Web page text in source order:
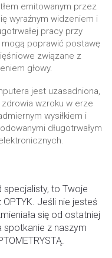
emitowanym przez
wyraźnym widzeniem i
pracy przy
poprawić postawę
związane z
głowy.
jest uzasadniona,
wzroku w erze
wysiłkiem i
długotrwałym
specjalisty, to Twoje
Jeśli nie jesteś
się od ostatniej
spotkanie z naszym